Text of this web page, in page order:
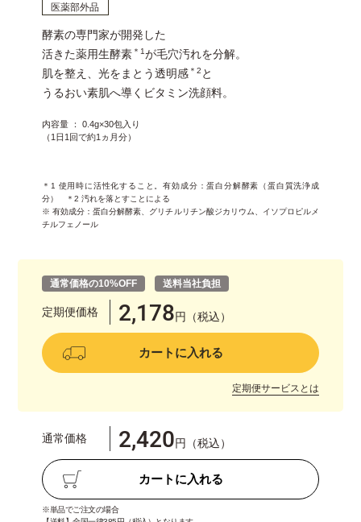
医薬部外品
酵素の専門家が開発した
活きた薬用生酵素 ＊1が毛穴汚れを分解。
肌を整え、光をまとう透明感 ＊2 と
うるおい素肌へ導くビタミン洗顔料。
内容量 ： 0.4g×30包入り​
（1日1回で約1ヵ月分）​
＊1 使用時に活性化すること。有効成分：蛋白分解酵素（蛋白質洗浄成
分） ＊2 汚れを落とすことによる
※ 有効成分：蛋白分解酵素、グリチルリチン酸ジカリウム、イソプロピルメ
チルフェノール
通常価格の10%OFF 送料当社負担
定期便価格 2,178円（税込）
カートに入れる
定期便サービスとは
通常価格 2,420円（税込）
カートに入れる
※単品でご注文の場合